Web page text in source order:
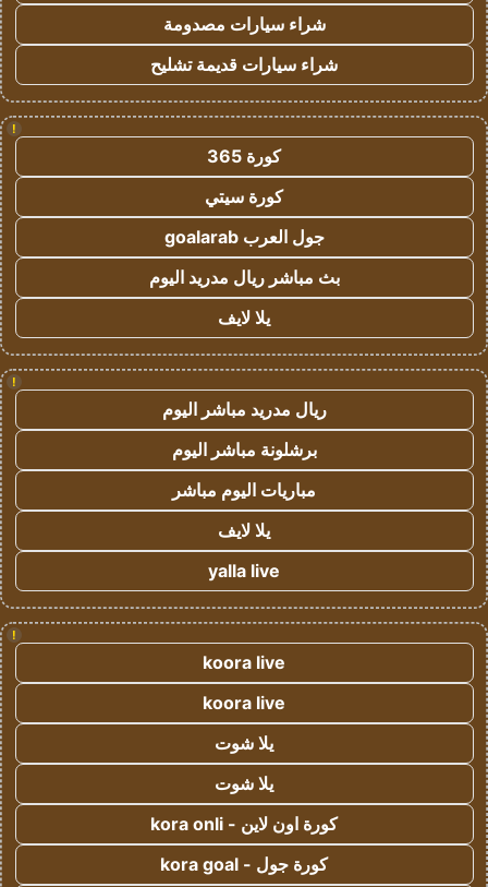
شراء سيارات مصدومة
شراء سيارات قديمة تشليح
!
كورة 365
كورة سيتي
جول العرب goalarab
بث مباشر ريال مدريد اليوم
يلا لايف
!
ريال مدريد مباشر اليوم
برشلونة مباشر اليوم
مباريات اليوم مباشر
يلا لايف
yalla live
!
koora live
koora live
يلا شوت
يلا شوت
كورة اون لاين - kora onli
كورة جول - kora goal